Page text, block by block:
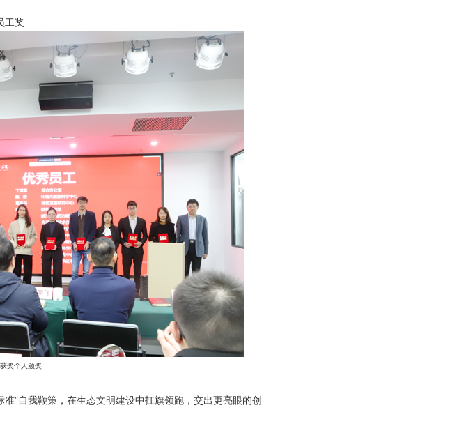
工奖
奖个人颁奖
”自我鞭策，在生态文明建设中扛旗领跑，交出更亮眼的创